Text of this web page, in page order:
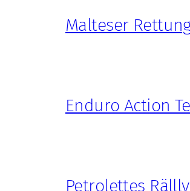
Malteser
Enduro Action
Petrolettes